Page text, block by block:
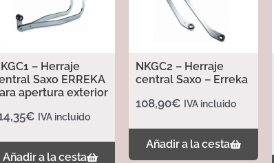
– Herraje
Saxo ERREKA
apertura exterior
€ IVA incluido
Añadir a la cesta
NKGC2 – Herraje
central Saxo – Erreka
108,90€ IVA incluido
Añadir a la cesta